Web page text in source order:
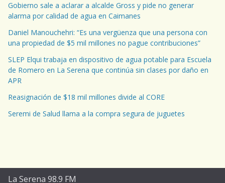
Gobierno sale a aclarar a alcalde Gross y pide no generar
alarma por calidad de agua en Caimanes
Daniel Manouchehri: “Es una vergüenza que una persona con
una propiedad de $5 mil millones no pague contribuciones”
SLEP Elqui trabaja en dispositivo de agua potable para Escuela
de Romero en La Serena que continúa sin clases por daño en
APR
Reasignación de $18 mil millones divide al CORE
Seremi de Salud llama a la compra segura de juguetes
La Serena 98.9 FM